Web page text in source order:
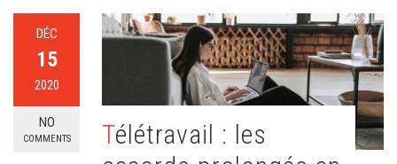
DÉC
15
2020
NO
COMMENTS
Télétravail : les